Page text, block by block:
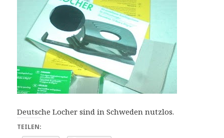
Deutsche Locher sind in Schweden nutzlos.
TEILEN: